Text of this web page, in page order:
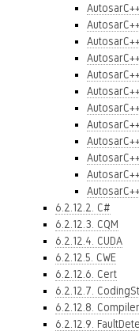
6.2.12.2. C#
6.2.12.3. CQM
6.2.12.4. CUDA
6.2.12.5. CWE
6.2.12.6. Cert
6.2.12.7.
6.2.12.8.
6.2.12.9.